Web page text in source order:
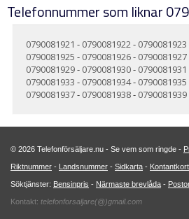
Telefonnummer som liknar
0790081921 - 0790081922- 0790081923
0790081925 - 0790081926- 0790081927
0790081929- 0790081930- 0790081931
0790081933 - 0790081934- 0790081935
0790081937- 0790081938- 0790081939
© 2026 Telefonförsäljare.nu - Se vem som ringde -
Riktnummer - Landsnummer - Sidkarta - Kontantkort
Söktjänster: Bensinpris - Närmaste brevlåda -
Kontakt: telefonforsaljare(@)gmail.com